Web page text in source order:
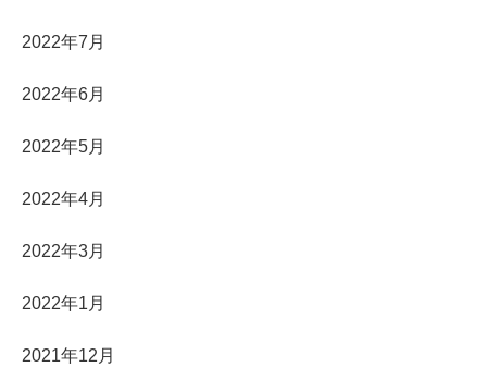
2022年7月
2022年6月
2022年5月
2022年4月
2022年3月
2022年1月
2021年12月